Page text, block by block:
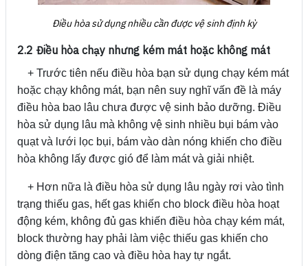
Điều hòa sử dụng nhiều cần được vệ sinh định kỳ
2.2 Điều hòa chạy nhưng kém mát hoặc không mát
+ Trước tiên nếu điều hòa bạn sử dụng chạy kém mát
hoặc chạy không mát, bạn nên suy nghĩ vấn đề là máy
điều hòa bao lâu chưa được vệ sinh bảo dưỡng. Điều
hòa sử dụng lâu mà không vệ sinh nhiều bụi bám vào
quạt và lưới lọc bụi, bám vào dàn nóng khiến cho điều
hòa không lấy được gió để làm mát và giải nhiệt.
+ Hơn nữa là điều hòa sử dụng lâu ngày rơi vào tình
trạng thiếu gas, hết gas khiến cho block điều hòa hoạt
động kém, không đủ gas khiến điều hòa chạy kém mát,
block thường hay phải làm việc thiếu gas khiến cho
dòng điện tăng cao và điều hòa hay tự ngắt.